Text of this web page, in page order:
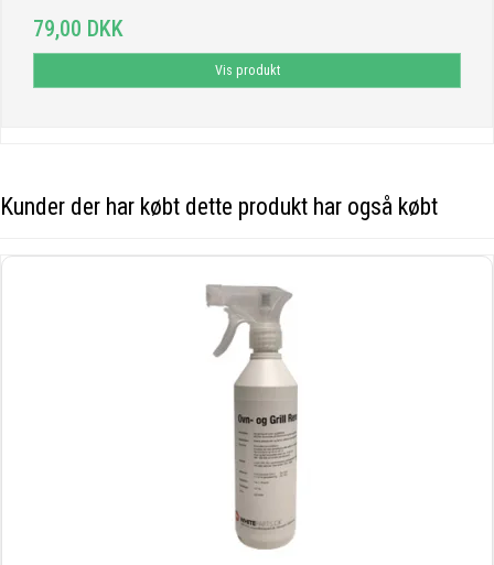
79,00 DKK
Vis produkt
Kunder der har købt dette produkt har også købt